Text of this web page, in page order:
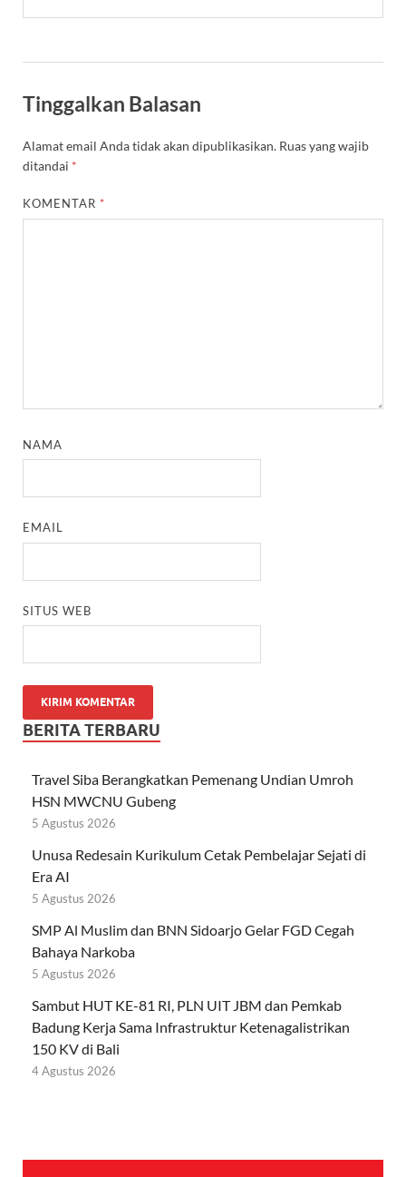
Tinggalkan Balasan
Alamat email Anda tidak akan dipublikasikan. Ruas yang wajib
ditandai *
KOMENTAR *
NAMA
EMAIL
SITUS WEB
BERITA TERBARU
Travel Siba Berangkatkan Pemenang Undian Umroh
HSN MWCNU Gubeng
5 Agustus 2026
Unusa Redesain Kurikulum Cetak Pembelajar Sejati di
Era AI
5 Agustus 2026
SMP Al Muslim dan BNN Sidoarjo Gelar FGD Cegah
Bahaya Narkoba
5 Agustus 2026
Sambut HUT KE-81 RI, PLN UIT JBM dan Pemkab
Badung Kerja Sama Infrastruktur Ketenagalistrikan
150 KV di Bali
4 Agustus 2026